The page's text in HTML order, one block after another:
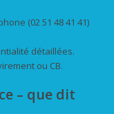
(02 51 48 41 41)
détaillées.
ou CB.
– que dit